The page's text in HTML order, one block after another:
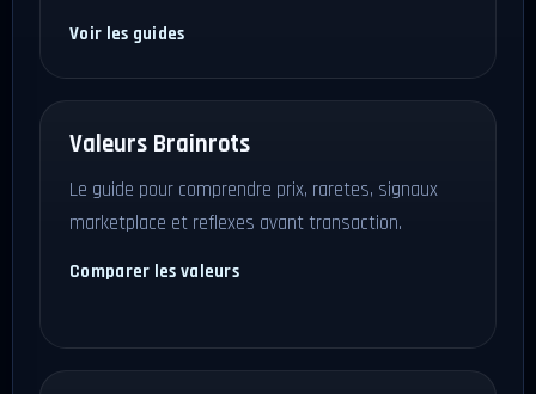
Voir les guides
Valeurs Brainrots
Le guide pour comprendre prix, raretes, signaux
marketplace et reflexes avant transaction.
Comparer les valeurs